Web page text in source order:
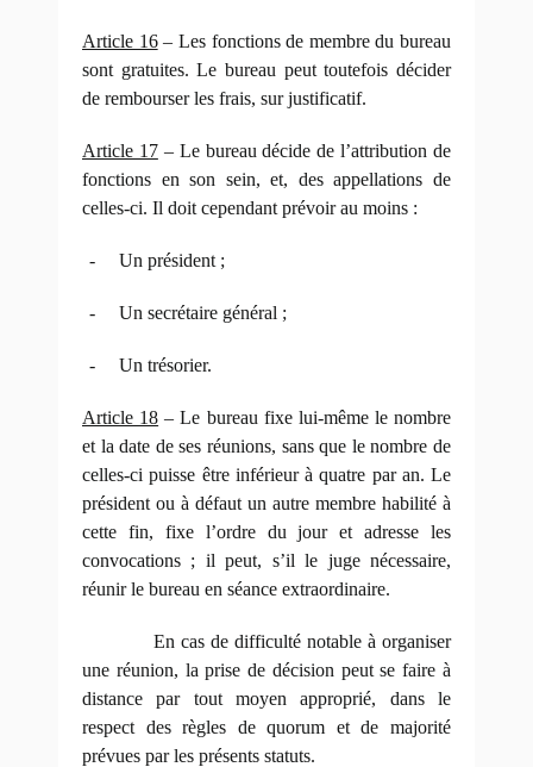
Article 16– Les fonctions de membre du bureau
sont gratuites. Le bureau peut toutefois décider
de rembourser les frais, sur justificatif.
Article 17– Le bureau décide de l’attribution de
fonctions en son sein, et, des appellations de
celles-ci. Il doit cependant prévoir au moins :
- Un président ;
- Un secrétaire général ;
- Un trésorier.
Article 18 – Le bureau fixe lui-même le nombre
et la date de ses réunions, sans que le nombre de
celles-ci puisse être inférieur à quatre par an. Le
président ou à défaut un autre membre habilité à
cette fin, fixe l’ordre du jour et adresse les
convocations ; il peut, s’il le juge nécessaire,
réunir le bureau en séance extraordinaire.
En cas de difficulté notable à organiser
une réunion, la prise de décision peut se faire à
distance par tout moyen approprié, dans le
respect des règles de quorum et de majorité
prévues par les présents statuts.